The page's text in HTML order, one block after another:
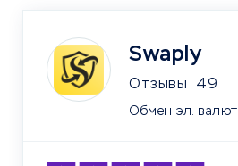
Swaply
Отзывы 49
Обмен эл. валют